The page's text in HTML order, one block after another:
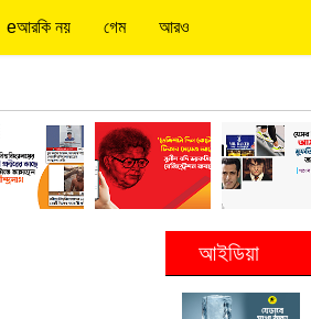
eআরকি নয় গেম আরও
আইডিয়া